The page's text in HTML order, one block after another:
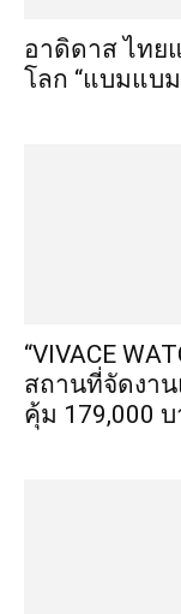
อาดิดาส ไทย
โลก “แบมแบ
“VIVACE
สถานที่จัดงา
คุ้ม 179,000